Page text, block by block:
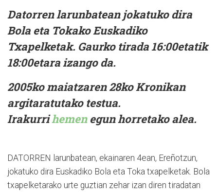
Datorren larunbatean jokatuko dira
Bola eta Tokako Euskadiko
Txapelketak. Gaurko tirada 16:00etatik
18:00etara izango da.
2005ko maiatzaren 28ko Kronikan
argitaratutako testua.
Irakurrihemen egun horretako alea.
DATORREN larunbatean, ekainaren 4ean, Ereñotzun,
jokatuko dira Euskadiko Bola eta Toka txapelketak. Bola
txapelketarako urte guztian zehar izan diren tiradatan